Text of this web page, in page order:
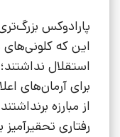
پارادوکس
این که
استقلال
برای آرمان‌های
از مبارزه
رفتاری تحقیرآمیز